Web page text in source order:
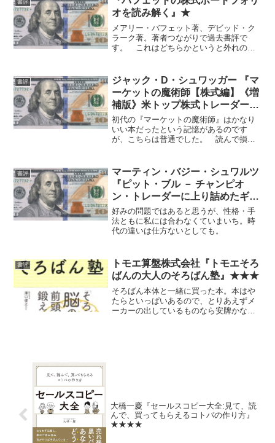
書評
オを読み解く』★
メアリー・バフェット著、デビッド・ク
ラーク著。著者つながりで過去書評で
す。 これはどちらかというと外れの部
うな定型的な部分も多いです。
書評
ジャック・D・シュワッガー 『マ
ーケットの魔術師【株式編】《増
補版》米トップ株式トレーダーが
語る儲ける秘訣』★★
初代の『マーケットの魔術師』はかなり
いい本だったという記憶があるのです
が、こちらは普通でした。 読んで損し
でした。 自分の基準が上がっているか
らなのか。この本自体に原因...
書評
マーティン・バジー・シュワルツ
『ピット・ブル － チャンピオ
ン・トレーダーに上り詰めたギャ
ンブラーが語る実録「カジノ・ウ
ォール街」』★★
好みの問題ではあると思うが、性格・手
法ともに私には合わなくていまいち。時
代の違いは仕方ないとしても。
書評
トモエ算盤株式会社『トモエそろ
ばんの大人のそろばん塾』★★★
そろばん本体と一緒に買った本。本はや
たらといっぱいあるので、とりあえずメ
ーカーの出しているものなら安牌かなと
大橋一慶『セールスコピー大全:見て、読
んで、買ってもらえるコトバの作り方』
★★★★